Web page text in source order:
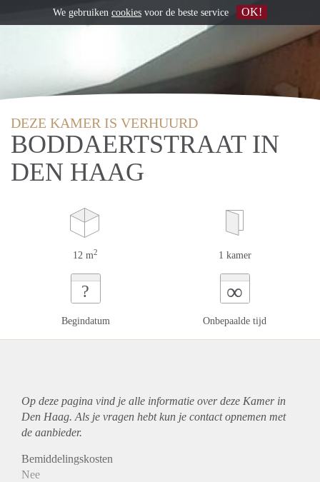
DEZE KAMER IS VERHUURD
BODDAERTSTRAAT IN
DEN HAAG
12 m2 1 kamer
?
Begindatum
∞
Onbepaalde tijd
Op deze pagina vind je alle informatie over deze Kamer in
Den Haag. Als je vragen hebt kun je contact opnemen met
de aanbieder.
Bemiddelingskosten
Nee
We gebruiken cookies voor de beste service OK!